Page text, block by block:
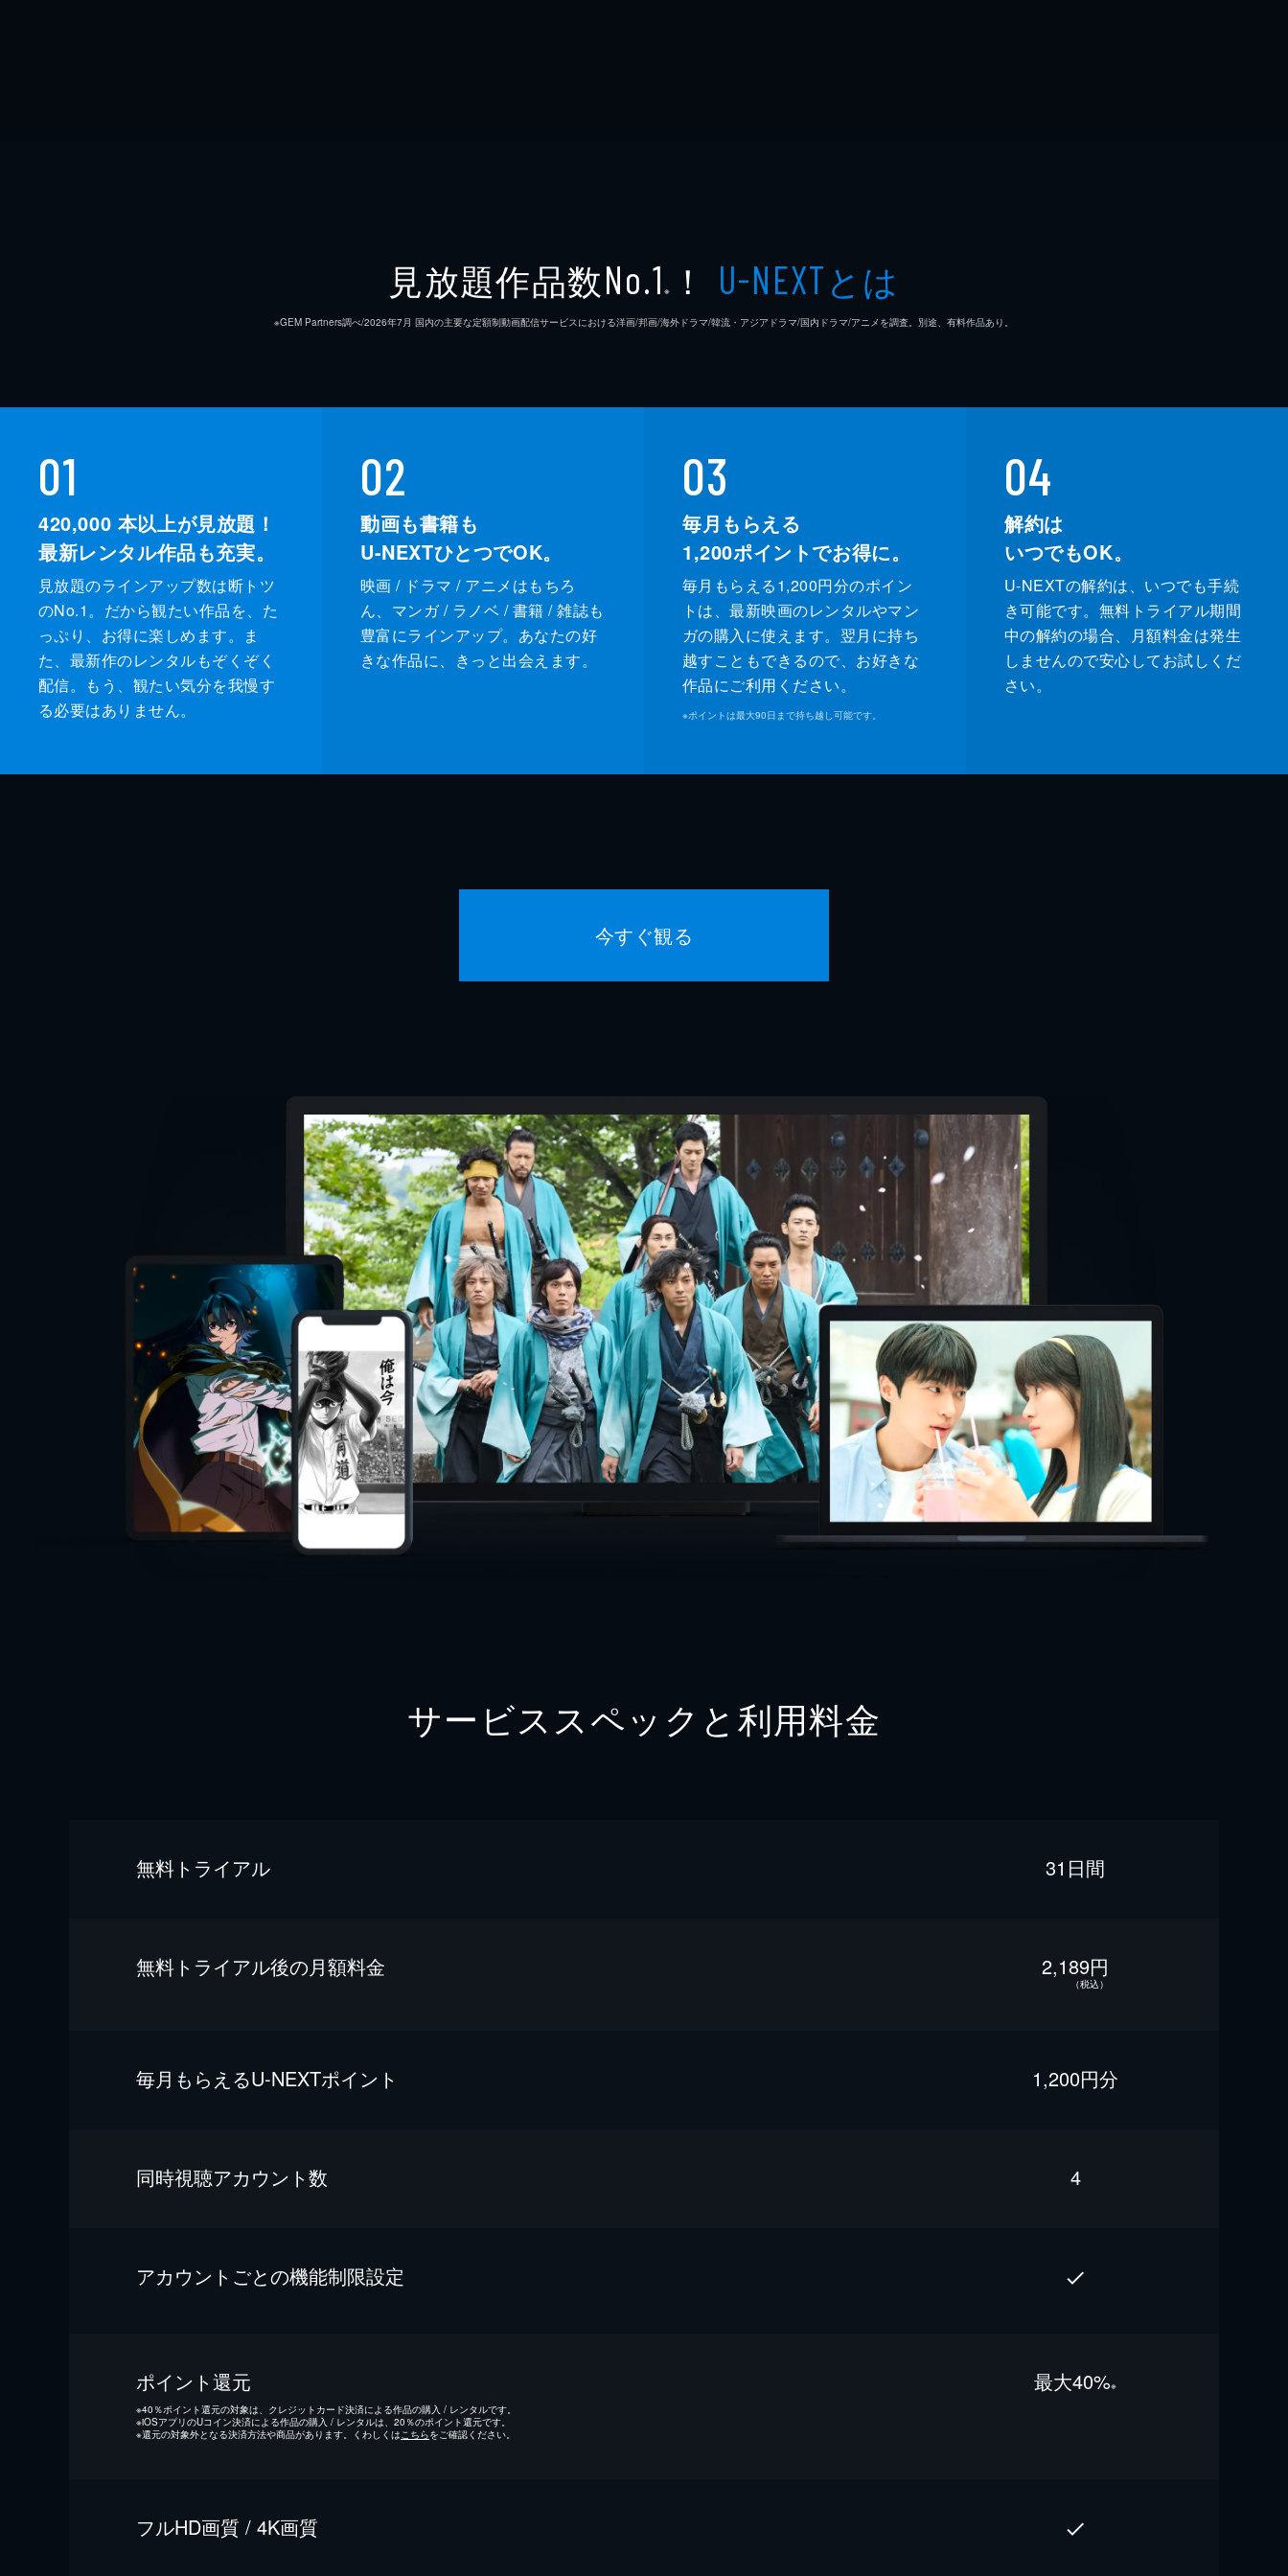
見放題作品数No.1 ※ ！ U-NEXTとは
※GEM Partners調べ/2026年7⽉ 国内の主要な定額制動画配信サービスにおける洋画/邦画/海外ドラマ/韓流・アジアドラマ/国内ドラマ/アニメを調査。別途、有料作品あり。
01
420,000 本以上が見放題！
最新レンタル作品も充実。
見放題のラインアップ数は断トツ
のNo.1。だから観たい作品を、た
っぷり、お得に楽しめます。ま
た、最新作のレンタルもぞくぞく
配信。もう、観たい気分を我慢す
る必要はありません。
02
動画も書籍も
U-NEXTひとつでOK。
映画 / ドラマ / アニメはもちろ
ん、マンガ / ラノベ / 書籍 / 雑誌も
豊富にラインアップ。あなたの好
きな作品に、きっと出会えます。
03
毎月もらえる
1,200ポイントでお得に。
毎月もらえる1,200円分のポイン
トは、最新映画のレンタルやマン
ガの購入に使えます。翌月に持ち
越すこともできるので、お好きな
作品にご利用ください。
※ポイントは最大90日まで持ち越し可能です。
04
解約は
いつでもOK。
U-NEXTの解約は、いつでも手続
き可能です。無料トライアル期間
中の解約の場合、月額料金は発生
しませんので安心してお試しくだ
さい。
今すぐ観る
サービススペックと利用料金
無料トライアル 31日間
無料トライアル後の⽉額料金 2,189円
（税込）
毎⽉もらえるU-NEXTポイント 1,200円分
同時視聴アカウント数 4
アカウントごとの機能制限設定
ポイント還元 最⼤40%※
※40％ポイント還元の対象は、クレジットカード決済による作品の購入 / レンタルです。
※iOSアプリのUコイン決済による作品の購入 / レンタルは、20％のポイント還元です。
※還元の対象外となる決済方法や商品があります。くわしくは こちらをご確認ください。
フルHD画質 / 4K画質